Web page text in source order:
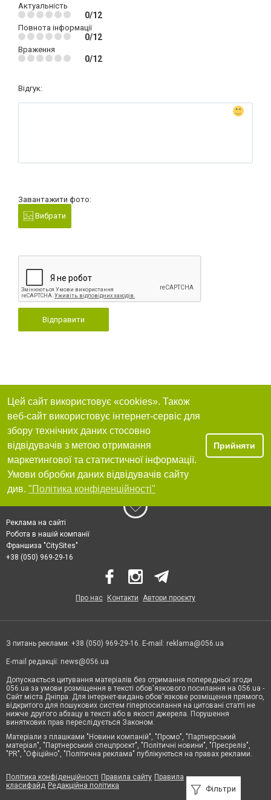
Актуальність
0/12
Повнота інформації
0/12
Враження
0/12
Відгук:
Завантажити фото:
Вибрати
Відправити
Фільтри
Цей сайт використовує «cookies». Також
веб-сайт використовує інтернет-сервіс для
збору технічних даних стосовно
відвідувачів з метою отримання
маркетингової та статистичної інформації.
Умови обробки даних відвідувачів сайту
див. "Політика конфіденційності"
Прийняти
Реклама на сайті
Робота в нашій компанії
Франшиза "CitySites"
+38 (050) 969-29-16
Про нас Контакти Автори проєкту
З питань реклами: +38 (050) 969-29-16. E-mail: reklama@056.ua
E-mail редакції: news@056.ua
Допускається цитування матеріалів без отримання попередньої згоди
056.ua за умови розміщення в тексті обов'язкового посилання на 056.ua -
Сайт міста Дніпра. Для інтернет-видань обов'язкове розміщення прямого,
відкритого для пошукових систем гіперпосилання на цитовані статті не
нижче другого абзацу в тексті або в якості джерела. Порушення
виняткових прав переслідується Законом.
Матеріали з плашками "Новини компаній", "Промо", "Партнерський
матеріал", "Партнерський спецпроєкт", "Політичні новини", "Пресреліз",
"PR", "Офіційно", "Політична реклама" публікуються на правах реклами.
Політика конфіденційності Правила сайту Правила
класифайд Редакційна політика